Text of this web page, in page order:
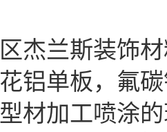
杰兰斯装饰
铝单板，氟
材加工喷涂